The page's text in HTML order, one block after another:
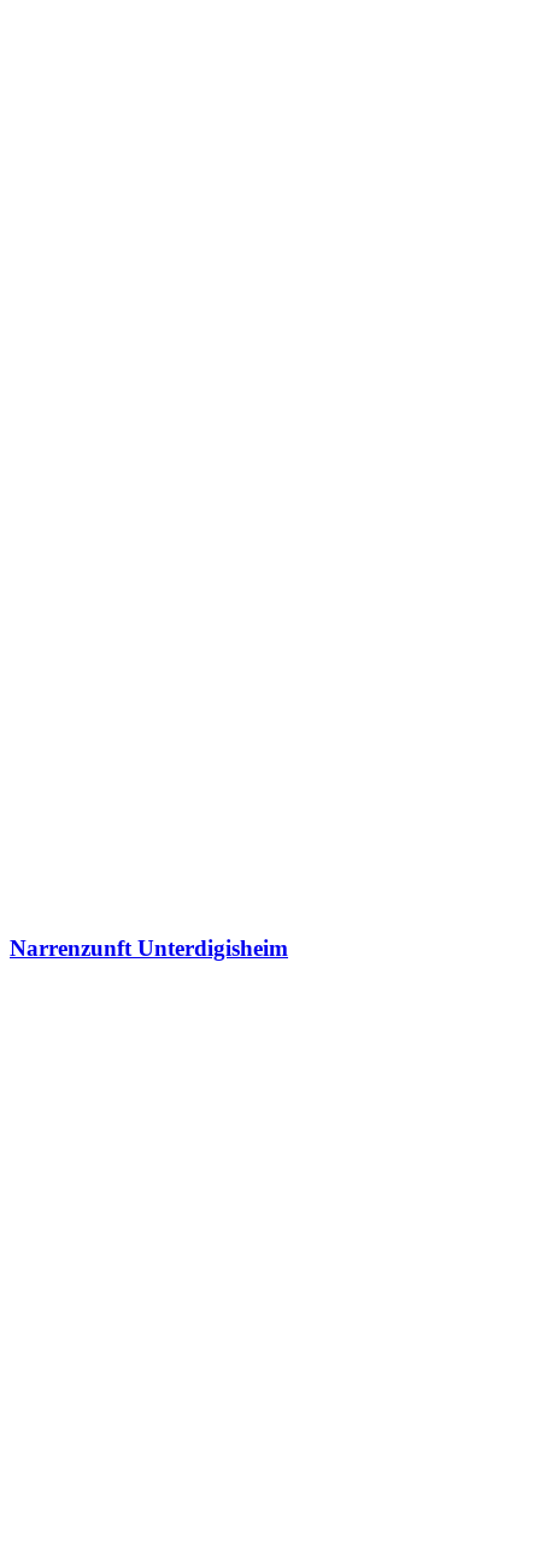
Narrenzunft Unterdigisheim